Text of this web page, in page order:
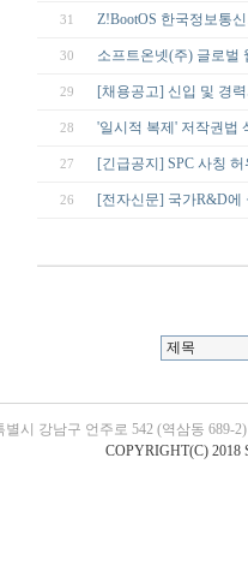
31 Z!BootOS 한국정보통
30 소프트온넷(주) 글로벌
29 [채용공고] 신입 및 경
28 '일시적 복제' 저작권법
27 [긴급공지] SPC 사칭
26 [전자신문] 국가R&D에
별시 강남구 언주로 542 (역삼동 689-
COPYRIGHT(C) 2018